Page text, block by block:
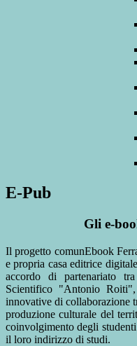
E-Pub
Gli e-
Il progetto comunEbook
e propria casa editrice
accordo di partenariato
Scientifico "Antonio
innovative di collaborazione
produzione culturale del
coinvolgimento degli
il loro indirizzo di studi.